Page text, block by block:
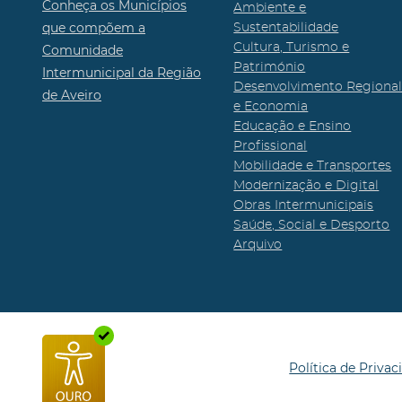
Conheça os Municípios
que compõem a
Comunidade
Intermunicipal da Região
de Aveiro
Ambiente e
Sustentabilidade
Cultura, Turismo e
Património
Desenvolvimento Regional
e Economia
Educação e Ensino
Profissional
Mobilidade e Transportes
Modernização e Digital
Obras Intermunicipais
Saúde, Social e Desporto
Arquivo
Política de